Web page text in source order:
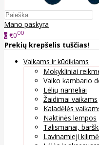
Mano paskyra
0 €000
Prekių krepšelis tuščias!
Vaikams ir kūdikiams
Mokykliniai
Vaiko kambario
Lėlių nameliai
Žaidimai vaikams
Kaladėlės
Naktinės lempos
Talismanai,
Lavinamieji